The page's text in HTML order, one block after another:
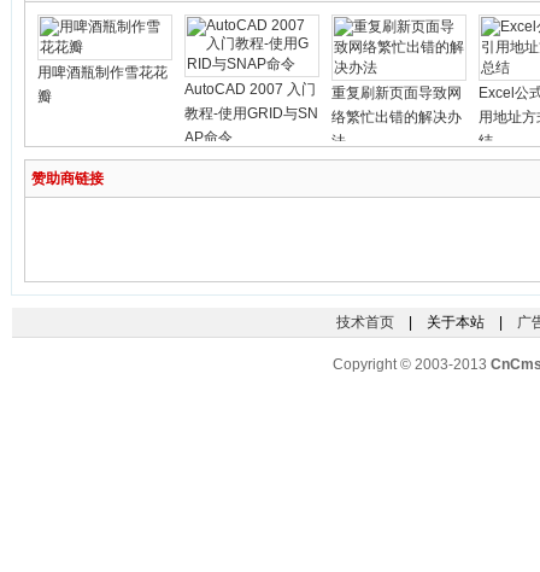
用啤酒瓶制作雪花花
瓣
AutoCAD 2007 入门
教程-使用GRID与SN
AP命令
重复刷新页面导致网
络繁忙出错的解决办
法
Excel公
用地址
结
赞助商链接
技术首页| 关于本站 | 广
Copyright © 2003-2013